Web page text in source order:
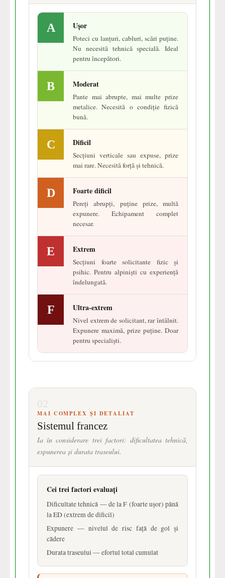
A Ușor
Poteci cu lanțuri, cabluri, scări puține.
Nu necesită tehnică specială. Ideal
pentru începători.
B Moderat
Pante mai abrupte, mai multe prize
metalice. Necesită o condiție fizică
bună.
C Dificil
Secțiuni verticale sau expuse, prize
mai rare. Necesită forță și tehnică.
D Foarte dificil
Pereți abrupți, puține prize, multă
expunere. Echipament complet
necesar.
E Extrem
Secțiuni foarte solicitante fizic și
psihic. Pentru alpiniști cu experiență
îndelungată.
F Ultra-extrem
Nivel extrem de solicitant, rar întâlnit.
Expunere maximă, prize puține. Doar
pentru specialiști.
02
MAI COMPLEX ȘI DETALIAT
Sistemul francez
Ia în considerare trei factori: dificultatea tehnică,
expunerea și durata traseului.
Cei trei factori evaluați
Dificultate tehnică — de la F (foarte ușor) până
la ED (extrem de dificil)
Expunere — nivelul de risc față de gol și
cădere
Durata traseului — efortul total cumulat